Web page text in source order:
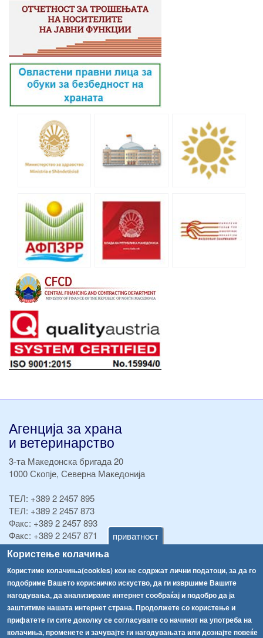
приватност
Користење колачиња
Користиме колачиња(cookies) кои не содржат лични податоци, за да го
подобриме Вашето корисничко искуство, да ги извршиме Вашите
нагодувања, да анализираме интернет сообраќај и подобро да ја
заштитиме нашата интернет страна. Продолжете со користење и
прифатете ги сите доколку се согласувате со начинот на употреба на
колачиња, променете и зачувајте ги нагодувањата или дознајте повеќе
Агенција за храна
и ветеринарство
3-та Македонска бригада 20
1000 Скопје, Северна Македонија
ТЕЛ: +389 2 2457 895
ТЕЛ: +389 2 2457 873
Факс: +389 2 2457 893
Факс: +389 2 2457 871
info@fva.gov.mk
[АХВ-претходна страна]
Соопштенија
Република Бугарија ги засили официјалните контроли при увоз на свежо овошје и зеленчук
Високите температури ризик од труење со храна, опасни се и за животните
Навигација
Архива
Регистри